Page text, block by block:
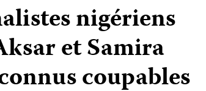
nigériens
et Samira
coupables